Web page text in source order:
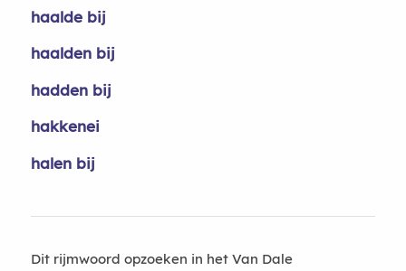
haalde bij
haalden bij
hadden bij
hakkenei
halen bij
Dit rijmwoord opzoeken in het Van Dale